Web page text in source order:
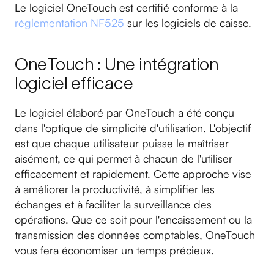
Le logiciel OneTouch est certifié conforme à la
réglementation NF525 sur les logiciels de caisse.
OneTouch : Une intégration
logiciel efficace
Le logiciel élaboré par OneTouch a été conçu
dans l'optique de simplicité d'utilisation. L'objectif
est que chaque utilisateur puisse le maîtriser
aisément, ce qui permet à chacun de l'utiliser
efficacement et rapidement. Cette approche vise
à améliorer la productivité, à simplifier les
échanges et à faciliter la surveillance des
opérations. Que ce soit pour l'encaissement ou la
transmission des données comptables, OneTouch
vous fera économiser un temps précieux.